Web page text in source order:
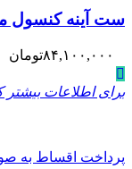
ست آینه کنسول
۸۴,۱۰۰,۰۰۰تومان
برای اطلاعات بیشتر
پرداخت اقساط به